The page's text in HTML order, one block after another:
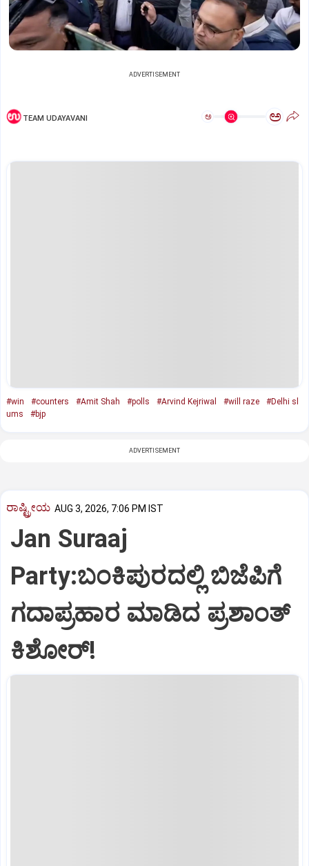
ADVERTISEMENT
TEAM UDAYAVANI ಅ ಅ
#win #counters #Amit Shah #polls #Arvind Kejriwal #will raze
#Delhi sl
ums
#bjp
ADVERTISEMENT
ರಾಷ್ಟ್ರೀಯ AUG 3, 2026, 7:06 PM IST
Jan Suraaj
Party:ಬಂಕಿಪುರದಲ್ಲಿ ಬಿಜೆಪಿಗೆ
ಗದಾಪ್ರಹಾರ ಮಾಡಿದ ಪ್ರಶಾಂತ್
ಕಿಶೋರ್!